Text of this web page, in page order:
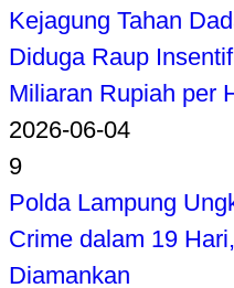
Kejagung Tahan
Diduga Raup
Miliaran Rupiah per
2026-06-04
9
Polda Lampung
Crime dalam 19
Diamankan